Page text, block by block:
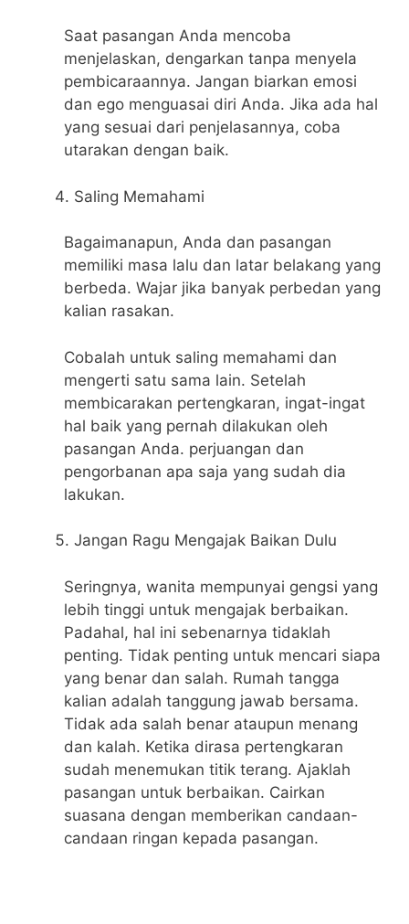
Saat pasangan Anda mencoba
menjelaskan, dengarkan tanpa menyela
pembicaraannya. Jangan biarkan emosi
dan ego menguasai diri Anda. Jika ada hal
yang sesuai dari penjelasannya, coba
utarakan dengan baik.
Saling Memahami
Bagaimanapun, Anda dan pasangan
memiliki masa lalu dan latar belakang yang
berbeda. Wajar jika banyak perbedan yang
kalian rasakan.
Cobalah untuk saling memahami dan
mengerti satu sama lain. Setelah
membicarakan pertengkaran, ingat-ingat
hal baik yang pernah dilakukan oleh
pasangan Anda. perjuangan dan
pengorbanan apa saja yang sudah dia
lakukan.
Jangan Ragu Mengajak Baikan Dulu
Seringnya, wanita mempunyai gengsi yang
lebih tinggi untuk mengajak berbaikan.
Padahal, hal ini sebenarnya tidaklah
penting. Tidak penting untuk mencari siapa
yang benar dan salah. Rumah tangga
kalian adalah tanggung jawab bersama.
Tidak ada salah benar ataupun menang
dan kalah. Ketika dirasa pertengkaran
sudah menemukan titik terang. Ajaklah
pasangan untuk berbaikan. Cairkan
suasana dengan memberikan candaan-
candaan ringan kepada pasangan.